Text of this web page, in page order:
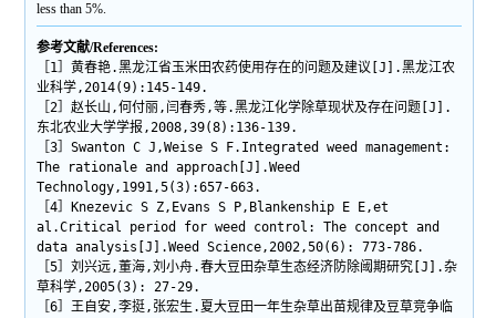
less than 5%.
参考文献/References:
［1］黄春艳.黑龙江省玉米田农药使用存在的问题及建议[J].黑龙江农
业科学,2014(9):145-149.
［2］赵长山,何付丽,闫春秀,等.黑龙江化学除草现状及存在问题[J].
东北农业大学学报,2008,39(8):136-139.
［3］Swanton C J,Weise S F.Integrated weed management:
The rationale and approach[J].Weed
Technology,1991,5(3):657-663.
［4］Knezevic S Z,Evans S P,Blankenship E E,et
al.Critical period for weed control: The concept and
data analysis[J].Weed Science,2002,50(6): 773-786.
［5］刘兴远,董海,刘小舟.春大豆田杂草生态经济防除阈期研究[J].杂
草科学,2005(3): 27-29.
［6］王自安,李挺,张宏生.夏大豆田一年生杂草出苗规律及豆草竞争临